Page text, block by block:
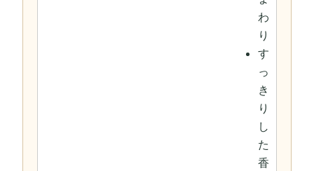
わ
り
す
っ
き
り
し
た
香